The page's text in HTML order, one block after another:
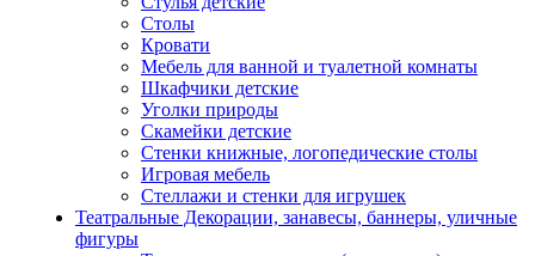
Столы
Кровати
Мебель для ванной и туалетной комнаты
Шкафчики детские
Уголки природы
Скамейки детские
Стенки книжные, логопедические столы
Игровая мебель
Стеллажи и стенки для игрушек
Театральные Декорации, занавесы, баннеры, уличные
фигуры